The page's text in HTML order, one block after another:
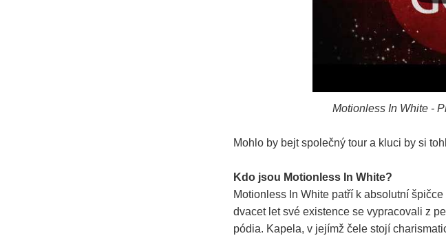
Motionless In White -
Mohlo by bejt společný tour a kluci by si
Kdo jsou Motionless In White?
Motionless In White patří k absolutní
dvacet let své existence se vypracovali z
pódia. Kapela, v jejímž čele stojí